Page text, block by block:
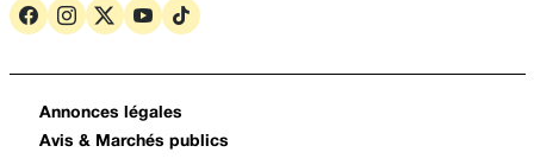
Annonces légales
Avis & Marchés publics